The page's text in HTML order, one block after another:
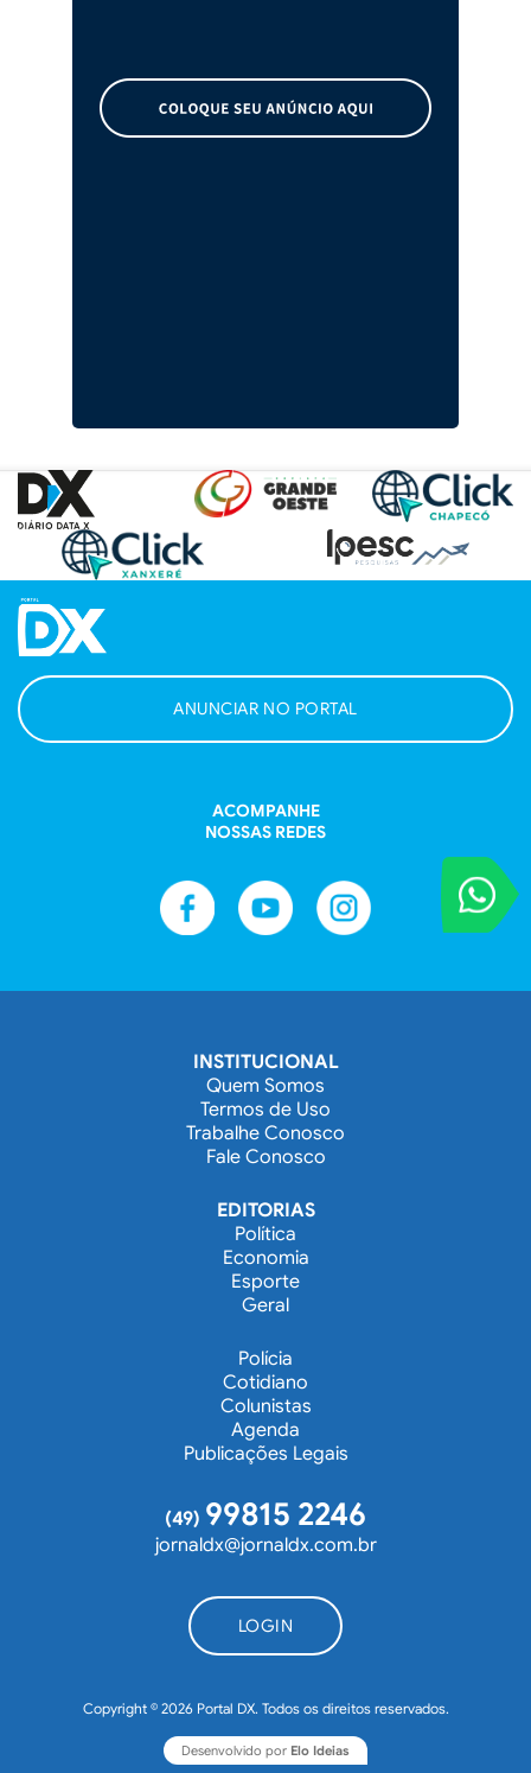
VOCÊ
Entre em
ANUNCIAR NO PORTAL
ACOMPANHE
NOSSAS REDES
INSTITUCIONAL
Quem Somos
Termos de Uso
Trabalhe Conosco
Fale Conosco
EDITORIAS
Política
Economia
Esporte
Geral
Polícia
Cotidiano
Colunistas
Agenda
Publicações Legais
(49) 99815 2246
jornaldx@jornaldx.com.br
LOGIN
Copyright © 2026 Portal DX. Todos os direitos reservados.
Desenvolvido por Elo Ideias